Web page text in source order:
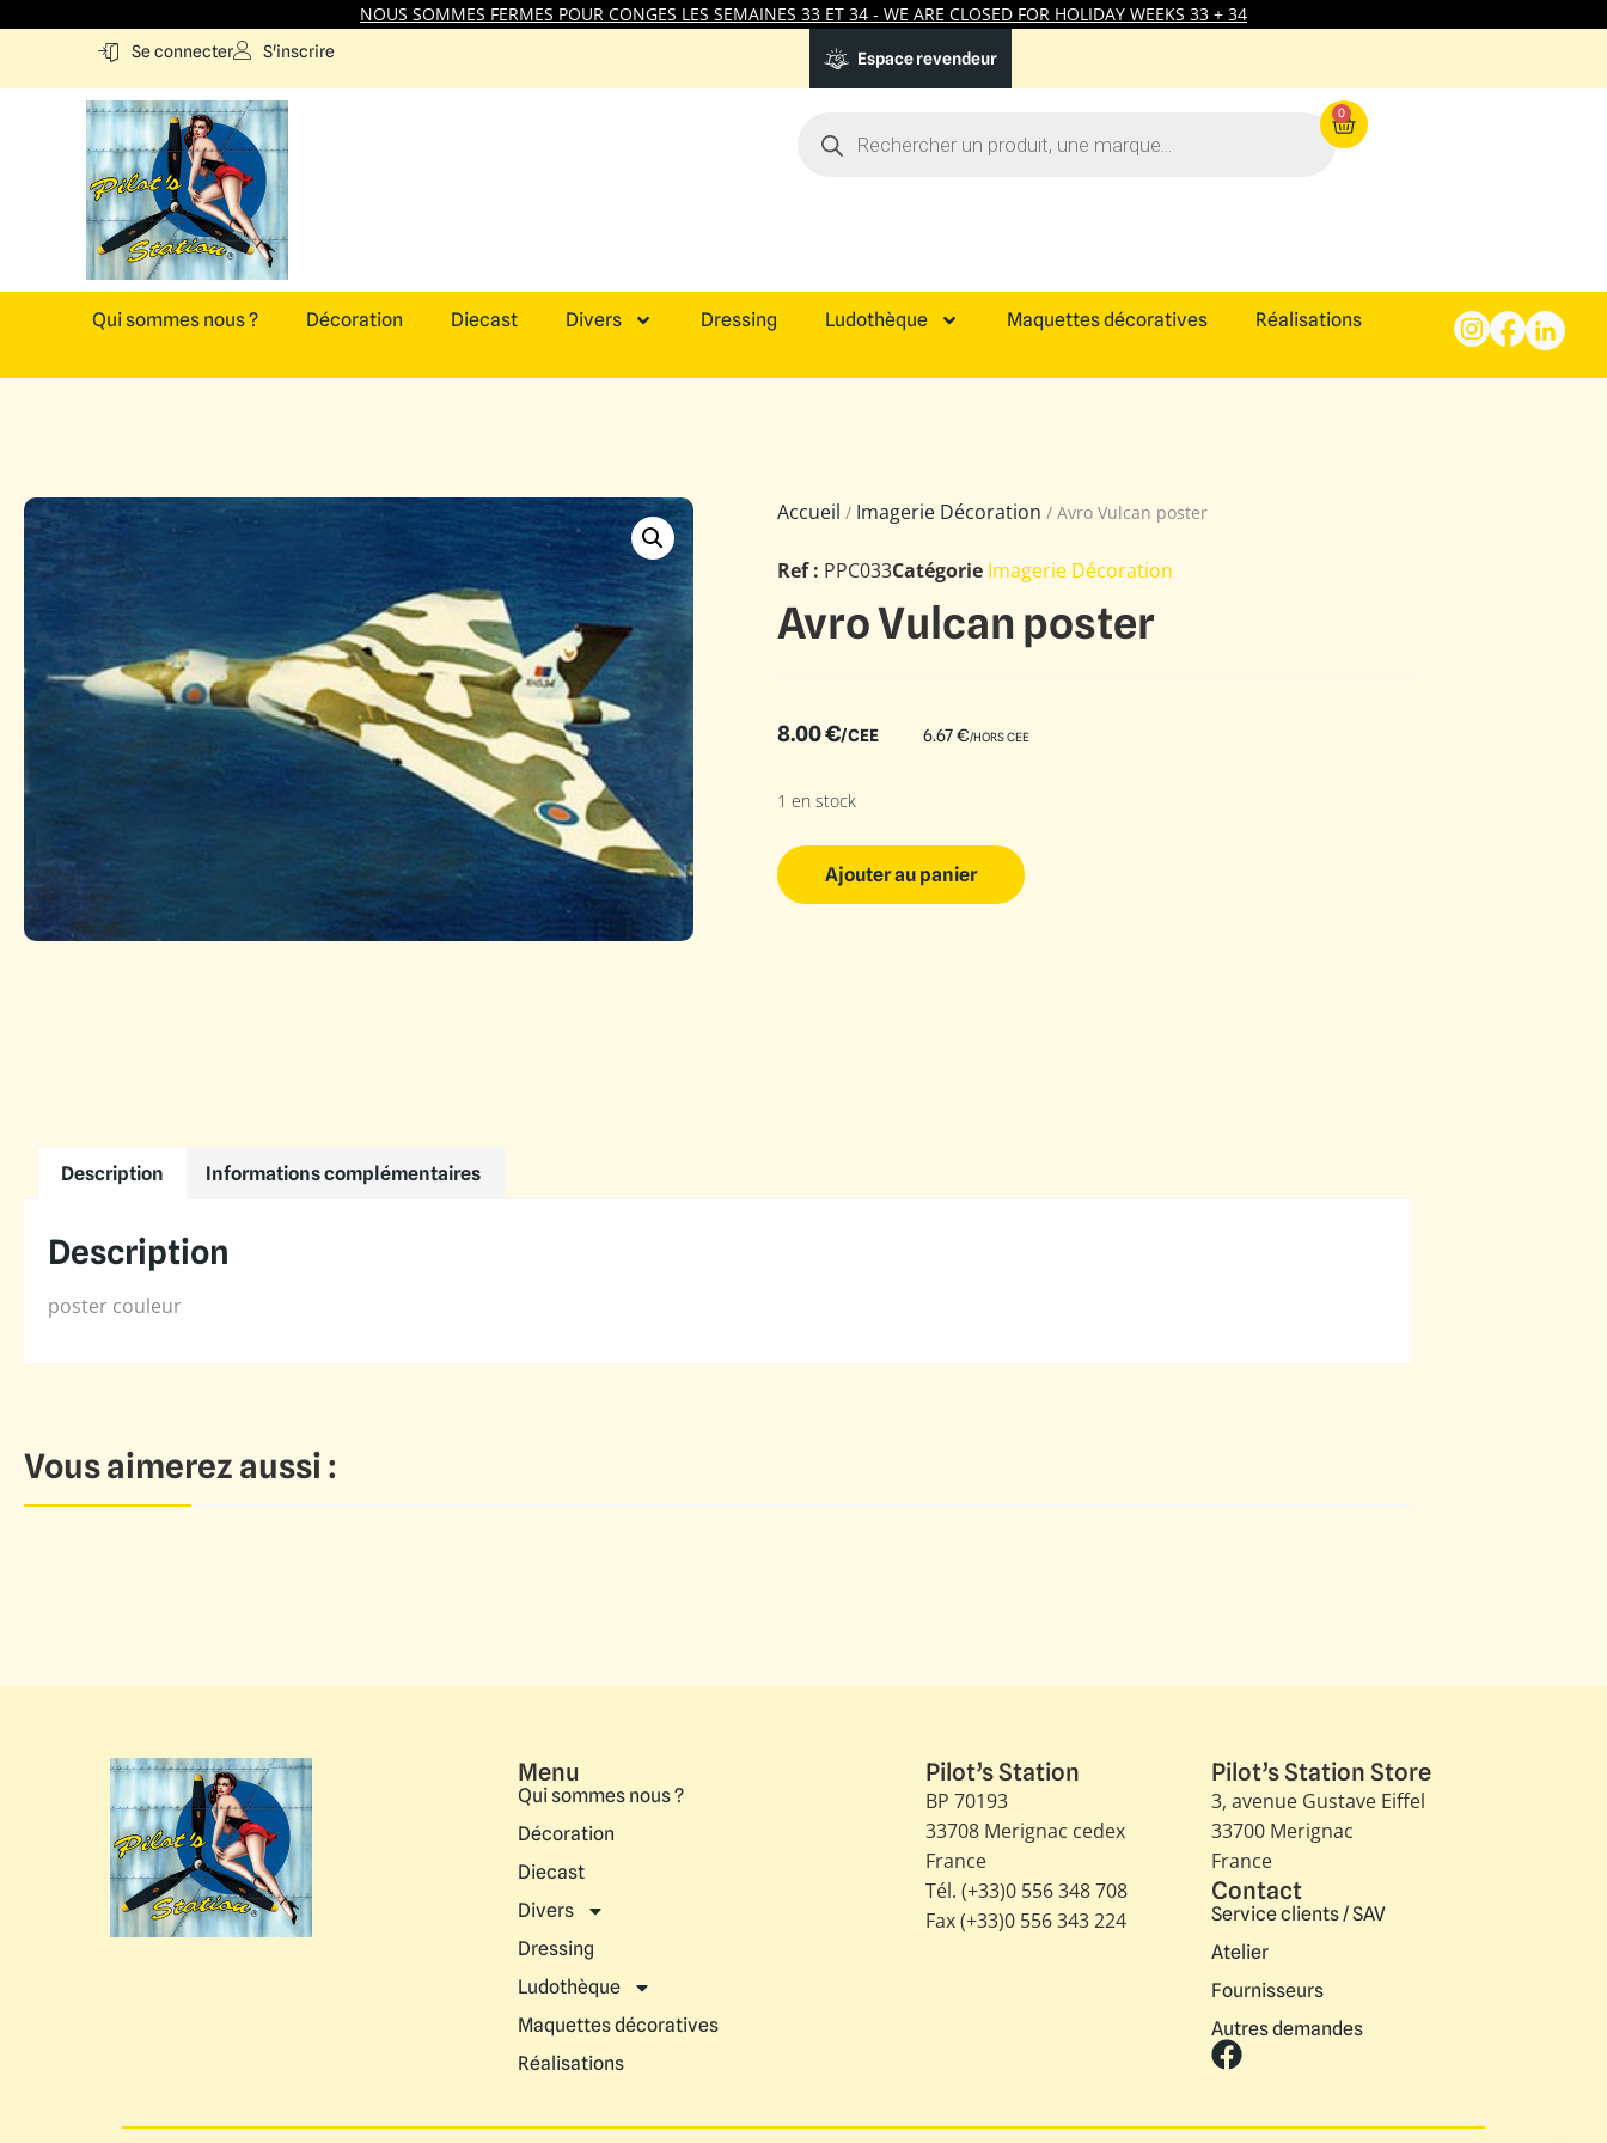
NOUS SOMMES FERMES POUR CONGES LES SEMAINES 33 ET 34 - WE ARE CLOSED FOR HOLIDAY WEEKS 33 + 34
Se connecter S'inscrire Espace revendeur
0
Qui sommes nous ? Décoration Diecast Divers Dressing Ludothèque Maquettes décoratives Réalisations
Accueil / Imagerie Décoration / Avro Vulcan poster
Ref : PPC033Catégorie Imagerie Décoration
Avro Vulcan poster
8.00€/CEE 6.67€/HORS CEE
1 en stock
Ajouter au panier
Description Informations complémentaires
Description
poster couleur
Vous aimerez aussi :
Menu
Qui sommes nous ?
Décoration
Diecast
Divers
Dressing
Ludothèque
Maquettes décoratives
Réalisations
Pilot’s Station
BP 70193
33708 Merignac cedex
France
Tél. (+33)0 556 348 708
Fax (+33)0 556 343 224
Pilot’s Station Store
3, avenue Gustave Eiffel​
33700 Merignac
France
Contact
Service clients / SAV
Atelier
Fournisseurs
Autres demandes